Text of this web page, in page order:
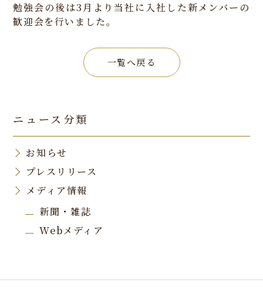
勉強会の後は3月より当社に入社した新メンバーの
歓迎会を行いました。
一覧へ戻る
ニュース分類
お知らせ
プレスリリース
メディア情報
新聞・雑誌
Webメディア